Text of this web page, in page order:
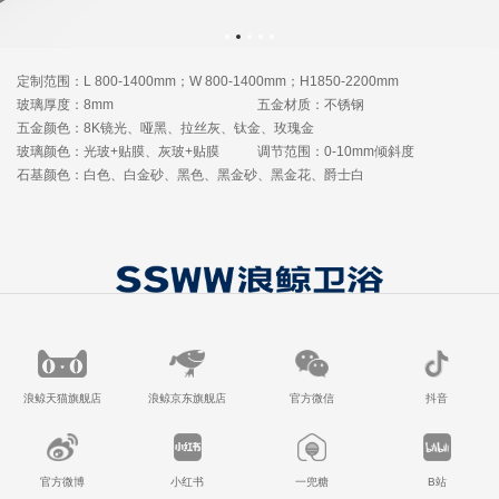
定制范围：L 800-1400mm；W 800-1400mm；H1850-2200mm
玻璃厚度：8mm
五金材质：不锈钢
五金颜色：8K镜光、哑黑、拉丝灰、钛金、玫瑰金
玻璃颜色：光玻+贴膜、灰玻+贴膜
调节范围：0-10mm倾斜度
石基颜色：白色、白金砂、黑色、黑金砂、黑金花、爵士白
浪鲸天猫旗舰店 浪鲸京东旗舰店 官方微信 抖音
官方微博 小红书 一兜糖 B站